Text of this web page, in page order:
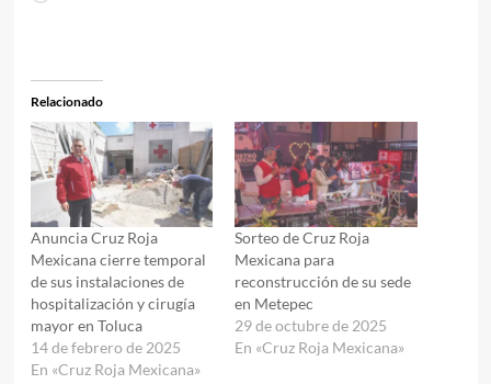
Relacionado
Anuncia Cruz Roja
Mexicana cierre temporal
de sus instalaciones de
hospitalización y cirugía
mayor en Toluca
14 de febrero de 2025
En «Cruz Roja Mexicana»
Sorteo de Cruz Roja
Mexicana para
reconstrucción de su sede
en Metepec
29 de octubre de 2025
En «Cruz Roja Mexicana»